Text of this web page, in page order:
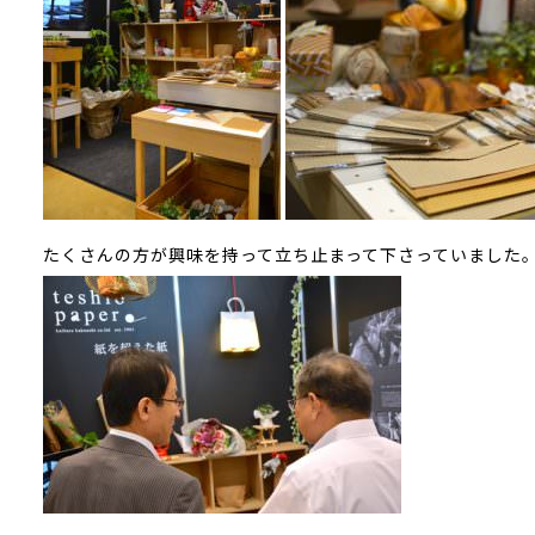
たくさんの方が興味を持って立ち止まって下さっていました